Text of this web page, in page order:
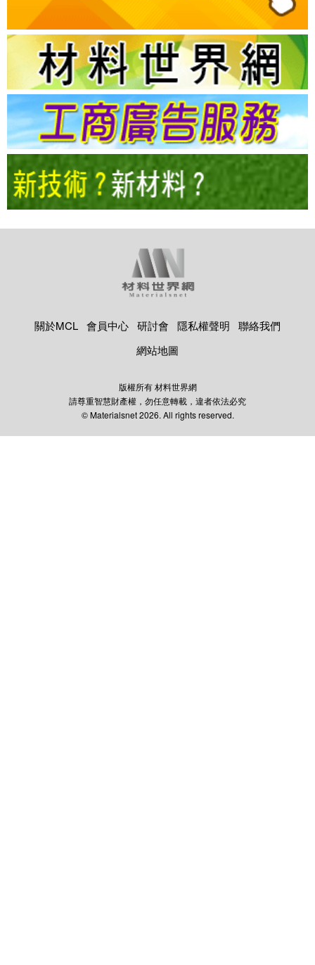
關於MCL 會員中心 研討會 隱私權聲明
聯絡我們
網站地圖
版權所有 材料世界網
請尊重智慧財產權，勿任意轉載，違者依法必究
© Materialsnet 2026. All rights reserved.